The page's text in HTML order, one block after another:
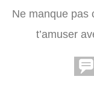
Ne manque pas
t’amuser